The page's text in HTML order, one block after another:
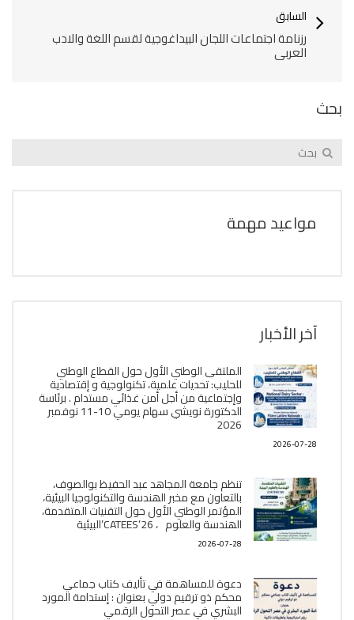
السابق
رزنامة اجتماعات اللجان البيداغوجية لقسم اللغة والادب
العربي
بحث
مواعيد مهمة
آخر الأخبار
الملتقى الوطني الأول حول القطاع الوطني
للحليب: تحديات علمية، تكنولوجية و إقتصادية
وإجتماعية من أجل أمن غذائي مستدام . برئاسة
الدكتورة نويشي سهام يومي 10-11 نوفمبر
2026
2026-07-28
تنظم جامعة المجاهد عبد الحفيظ بوالصوف،
بالتعاون مع مخبر الھندسة والتكنولوجيا البیئیة،
المؤتمر الوطني الأول حول التقنيات المتقدمة،
الھندسة والعلوم ، CATEES’26’البیئية
2026-07-28
دعوة للمساهمة في تأليف كتاب جماعي
محكم ذو ترقيم دولي بعنوان : إستدامة المورد
البشري في عصر التحول الرقمي